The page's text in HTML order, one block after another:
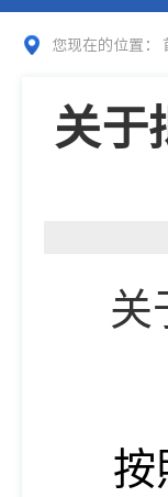
您现在的位置：
关于
关
按